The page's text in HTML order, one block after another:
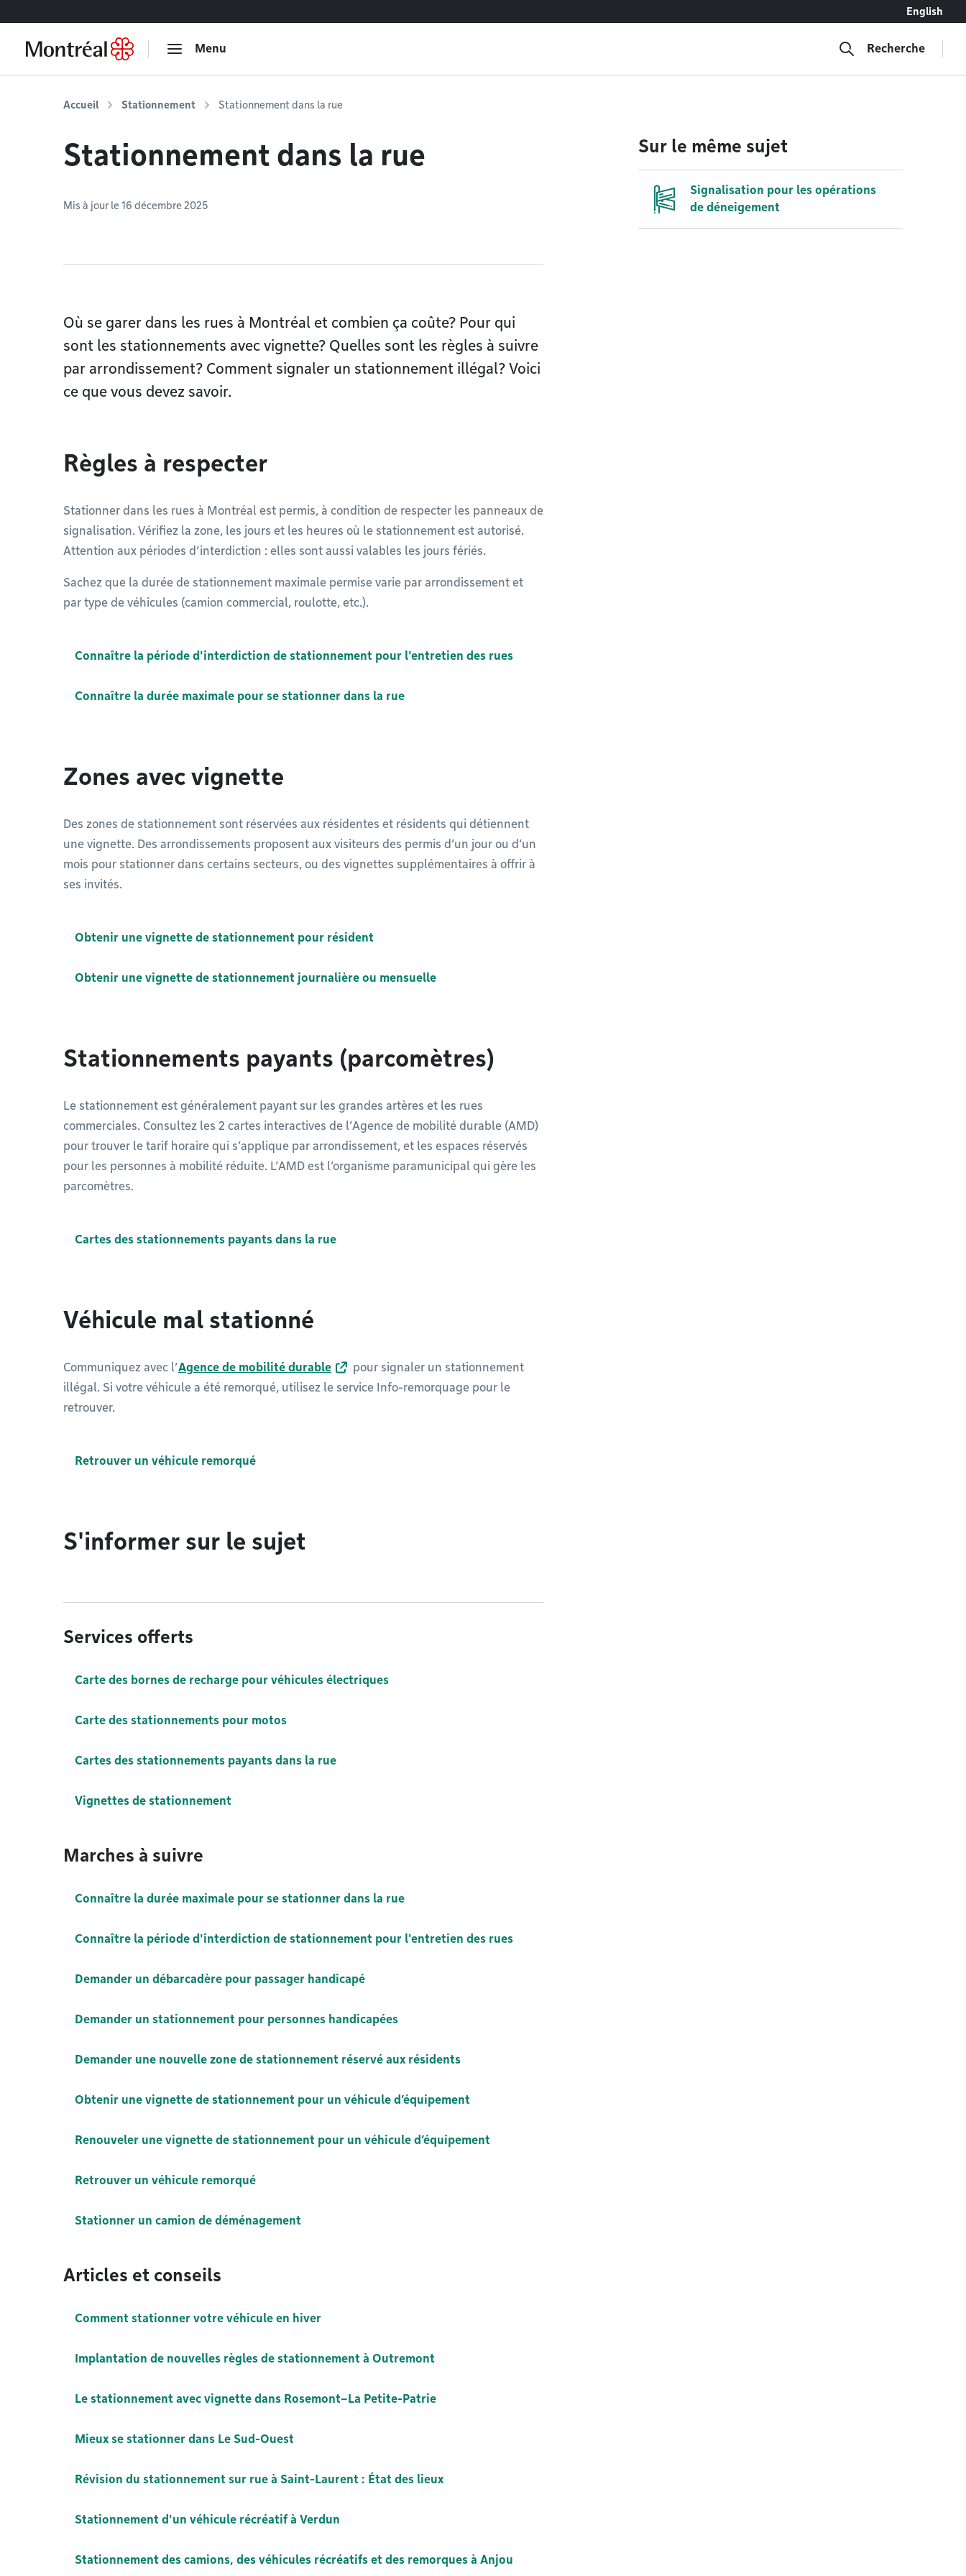
English
Menu Recherche
Accueil Stationnement Stationnement dans la rue
Stationnement dans la rue
Mis à jour le 16 décembre 2025
Où se garer dans les rues à Montréal et combien ça coûte? Pour qui
sont les stationnements avec vignette? Quelles sont les règles à suivre
par arrondissement? Comment signaler un stationnement illégal? Voici
ce que vous devez savoir.
Règles à respecter
Stationner dans les rues à Montréal est permis, à condition de respecter les panneaux de
signalisation. Vérifiez la zone, les jours et les heures où le stationnement est autorisé.
Attention aux périodes d’interdiction : elles sont aussi valables les jours fériés.
Sachez que la durée de stationnement maximale permise varie par arrondissement et
par type de véhicules (camion commercial, roulotte, etc.).
Connaître la période d'interdiction de stationnement pour l'entretien des rues
Connaître la durée maximale pour se stationner dans la rue
Zones avec vignette
Des zones de stationnement sont réservées aux résidentes et résidents qui détiennent
une vignette. Des arrondissements proposent aux visiteurs des permis d’un jour ou d’un
mois pour stationner dans certains secteurs, ou des vignettes supplémentaires à offrir à
ses invités.
Obtenir une vignette de stationnement pour résident
Obtenir une vignette de stationnement journalière ou mensuelle
Stationnements payants (parcomètres)
Le stationnement est généralement payant sur les grandes artères et les rues
commerciales. Consultez les 2 cartes interactives de l’Agence de mobilité durable (AMD)
pour trouver le tarif horaire qui s’applique par arrondissement, et les espaces réservés
pour les personnes à mobilité réduite. L’AMD est l’organisme paramunicipal qui gère les
parcomètres.
Cartes des stationnements payants dans la rue
Véhicule mal stationné
Communiquez avec l’Agence de mobilité durable
pour signaler un stationnement
illégal. Si votre véhicule a été remorqué, utilisez le service Info-remorquage pour le
retrouver.
Retrouver un véhicule remorqué
S'informer sur le sujet
Services offerts
Carte des bornes de recharge pour véhicules électriques
Carte des stationnements pour motos
Cartes des stationnements payants dans la rue
Vignettes de stationnement
Marches à suivre
Connaître la durée maximale pour se stationner dans la rue
Connaître la période d'interdiction de stationnement pour l'entretien des rues
Demander un débarcadère pour passager handicapé
Demander un stationnement pour personnes handicapées
Demander une nouvelle zone de stationnement réservé aux résidents
Obtenir une vignette de stationnement pour un véhicule d’équipement
Renouveler une vignette de stationnement pour un véhicule d’équipement
Retrouver un véhicule remorqué
Stationner un camion de déménagement
Articles et conseils
Comment stationner votre véhicule en hiver
Implantation de nouvelles règles de stationnement à Outremont
Le stationnement avec vignette dans Rosemont–La Petite-Patrie
Mieux se stationner dans Le Sud-Ouest
Révision du stationnement sur rue à Saint-Laurent : État des lieux
Stationnement d'un véhicule récréatif à Verdun
Stationnement des camions, des véhicules récréatifs et des remorques à Anjou
Sur le même sujet
Signalisation pour les opérations
de déneigement